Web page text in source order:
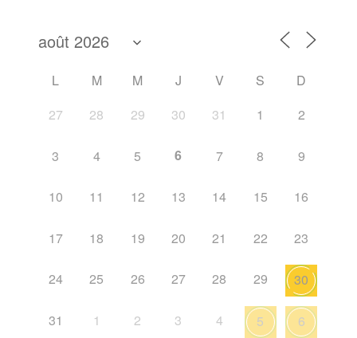
L M M J V S
D
27
28 29 30 31 1 2
3 4 5 6 7 8 9
10 11 12 13 14 15 16
17 18 19 20 21 22 23
24 25 26 27 28 29 30
31 1 2 3 4 5 6